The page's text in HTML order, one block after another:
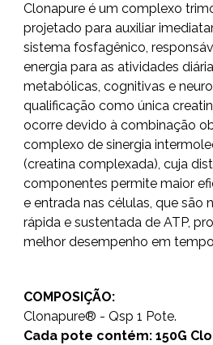
Clonapure é um complexo
projetado para auxiliar
sistema fosfagênico,
energia para as atividades
metabólicas, cognitivas e
qualificação como única
ocorre devido à combinação
complexo de sinergia
(creatina complexada), cuja
componentes permite maior
e entrada nas células, que são
rápida e sustentada de ATP,
melhor desempenho em
COMPOSIÇÃO:
Clonapure® - Qsp 1 Pote.
Cada pote contém: 150G